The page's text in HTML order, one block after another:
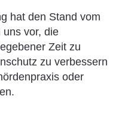
hat den Stand vom
uns vor, die
Zeit zu
zu verbessern
oder